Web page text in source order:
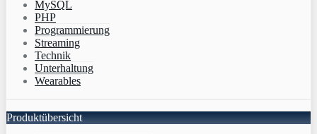
MySQL
PHP
Programmierung
Streaming
Technik
Unterhaltung
Wearables
Produktübersicht